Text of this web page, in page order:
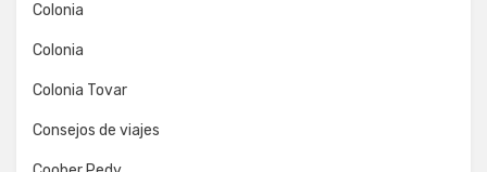
Colonia
Colonia
Colonia Tovar
Consejos de viajes